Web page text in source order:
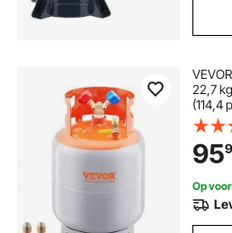
22,7
(114,4
R22/
95
Op